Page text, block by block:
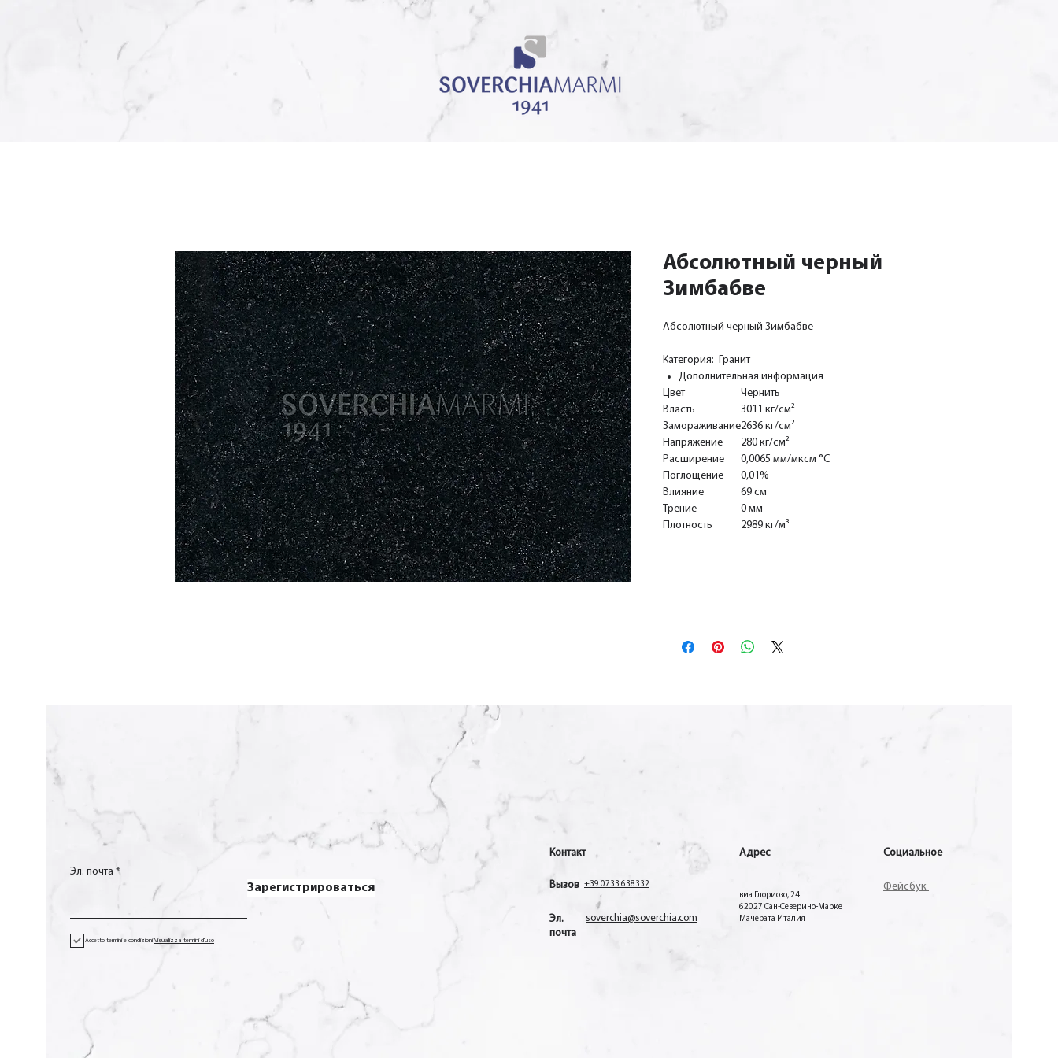
Абсолютный черный
Зимбабве
Абсолютный черный Зимбабве
Категория: Гранит
Дополнительная информация
Цвет
Чернить
Власть
3011 кг/см²
Замораживание2636 кг/см²
Напряжение
280 кг/см²
Расширение
0,0065 мм/мксм °С
Поглощение
0,01%
Влияние
69 см
Трение
0 мм
Плотность
2989 кг/м³
Эл. почта
Зарегистрироваться
Accetto termini e condizioni Visualizza termini d'uso
Контакт
Вызов +39 0733 638332
Эл.
почта
soverchia@soverchia.com
Адрес
виа Глориозо, 24
62027 Сан-Северино-Марке
Мачерата Италия
Социальное
Фейсбук